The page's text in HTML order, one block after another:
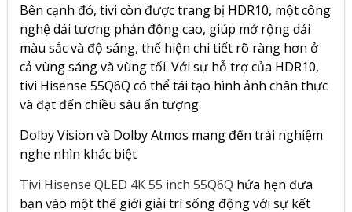
Bên cạnh đó, tivi còn được trang bị HDR10, một công
nghệ dải tương phản động cao, giúp mở rộng dải
màu sắc và độ sáng, thể hiện chi tiết rõ ràng hơn ở
cả vùng sáng và vùng tối. Với sự hỗ trợ của HDR10,
tivi Hisense 55Q6Q có thể tái tạo hình ảnh chân thực
và đạt đến chiều sâu ấn tượng.
Dolby Vision và Dolby Atmos mang đến trải nghiệm
nghe nhìn khác biệt
Tivi Hisense QLED 4K 55 inch 55Q6Q hứa hẹn đưa
bạn vào một thế giới giải trí sống động với sự kết